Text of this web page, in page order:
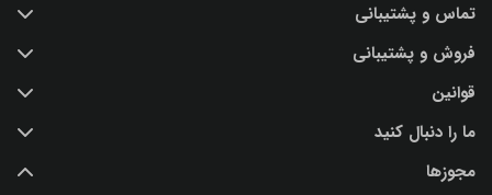
خرید عکس با کیفیت
درباره ما
پرسش و پاسخ
اشتراک / تمدید
بلاگ پارس استاک
تماس و پشتیبانی
تماس با ما
فروش و پشتیبانی
(IR) 021 28428845
support@parsstock.ir
قوانین
شرایط استفاده از وب سایت
سیاست حفظ حریم شخصی کاربران
ما را دنبال کنید
مجوزها